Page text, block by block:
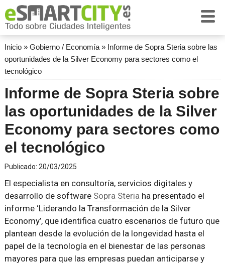
Inicio» Gobierno / Economía» Informe de Sopra Steria sobre las
oportunidades de la Silver Economy para sectores como el
tecnológico
Informe de Sopra Steria sobre
las oportunidades de la Silver
Economy para sectores como
el tecnológico
Publicado: 20/03/2025
El especialista en consultoría, servicios digitales y
desarrollo de software Sopra Steriaha presentado el
informe ‘Liderando la Transformación de la Silver
Economy’, que identifica cuatro escenarios de futuro que
plantean desde la evolución de la longevidad hasta el
papel de la tecnología en el bienestar de las personas
mayores para que las empresas puedan anticiparse y